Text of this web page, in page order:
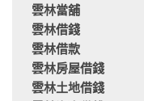
雲林當舖
雲林借錢
雲林借款
雲林房屋借錢
雲林土地借錢